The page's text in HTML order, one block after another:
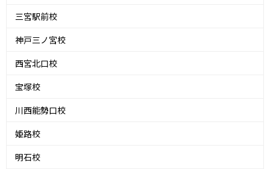
三宮駅前校
神戸三ノ宮校
西宮北口校
宝塚校
川西能勢口校
姫路校
明石校